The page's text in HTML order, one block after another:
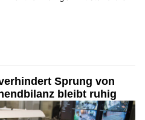
Sprung von
bleibt ruhig